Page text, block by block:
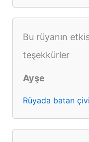
Bu rüyanın
teşekkürler
Ayşe
Rüyada batan